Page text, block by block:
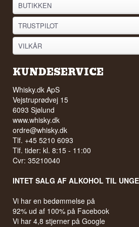
BUTIKKEN
TRUSTPILOT
VILKÅR
KUNDESERVICE
Whisky.dk ApS
Vejstruprødvej 15
6093 Sjølund
www.whisky.dk
ordre@whisky.dk
Tlf. +45 5210 6093
Tlf. tider: kl. 8:15 - 11:00
Cvr: 35210040
INTET SALG AF ALKOHOL TIL
Vi har en bedømmelse på
92% ud af 100% på Facebook
Vi har 4,8 stjerner på Google